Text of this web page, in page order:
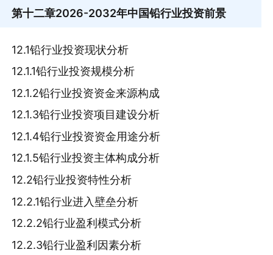
第十二章2026-2032年中国铅行业投资前景
12.1铅行业投资现状分析
12.1.1铅行业投资规模分析
12.1.2铅行业投资资金来源构成
12.1.3铅行业投资项目建设分析
12.1.4铅行业投资资金用途分析
12.1.5铅行业投资主体构成分析
12.2铅行业投资特性分析
12.2.1铅行业进入壁垒分析
12.2.2铅行业盈利模式分析
12.2.3铅行业盈利因素分析